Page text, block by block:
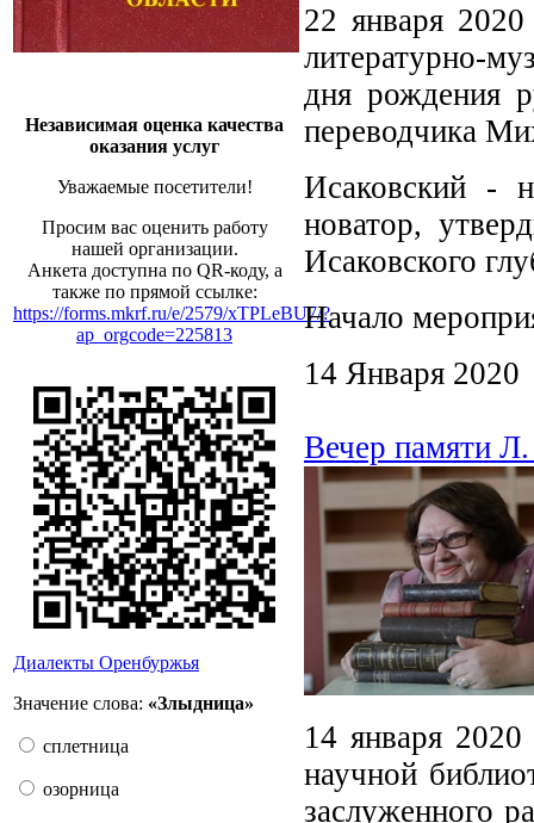
Независимая оценка качества
оказания услуг
Уважаемые посетители!
Просим вас оценить работу
нашей организации.
Анкета доступна по QR-коду, а
также по прямой ссылке:
https://forms.mkrf.ru/e/2579/xTPLeBU7/?
ap_orgcode=225813
Диалекты Оренбуржья
Значение слова: «Злыдница»
сплетница
озорница
22 января
литературно-
дня рождения
переводчика
Исаковский -
новатор,
Исаковского
Начало
14 Января 2020
Вечер памяти
14 января 2020
научной
заслуженного